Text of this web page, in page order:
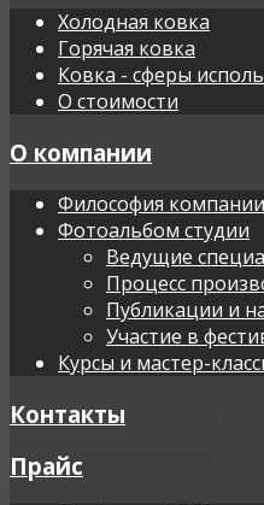
Холодная ковка
Горячая ковка
Ковка - сферы
О стоимости
О компании
Философия компании
Фотоальбом студии
Ведущие
Процесс
Публикации и
Участие в
Курсы и мастер-
Контакты
Прайс